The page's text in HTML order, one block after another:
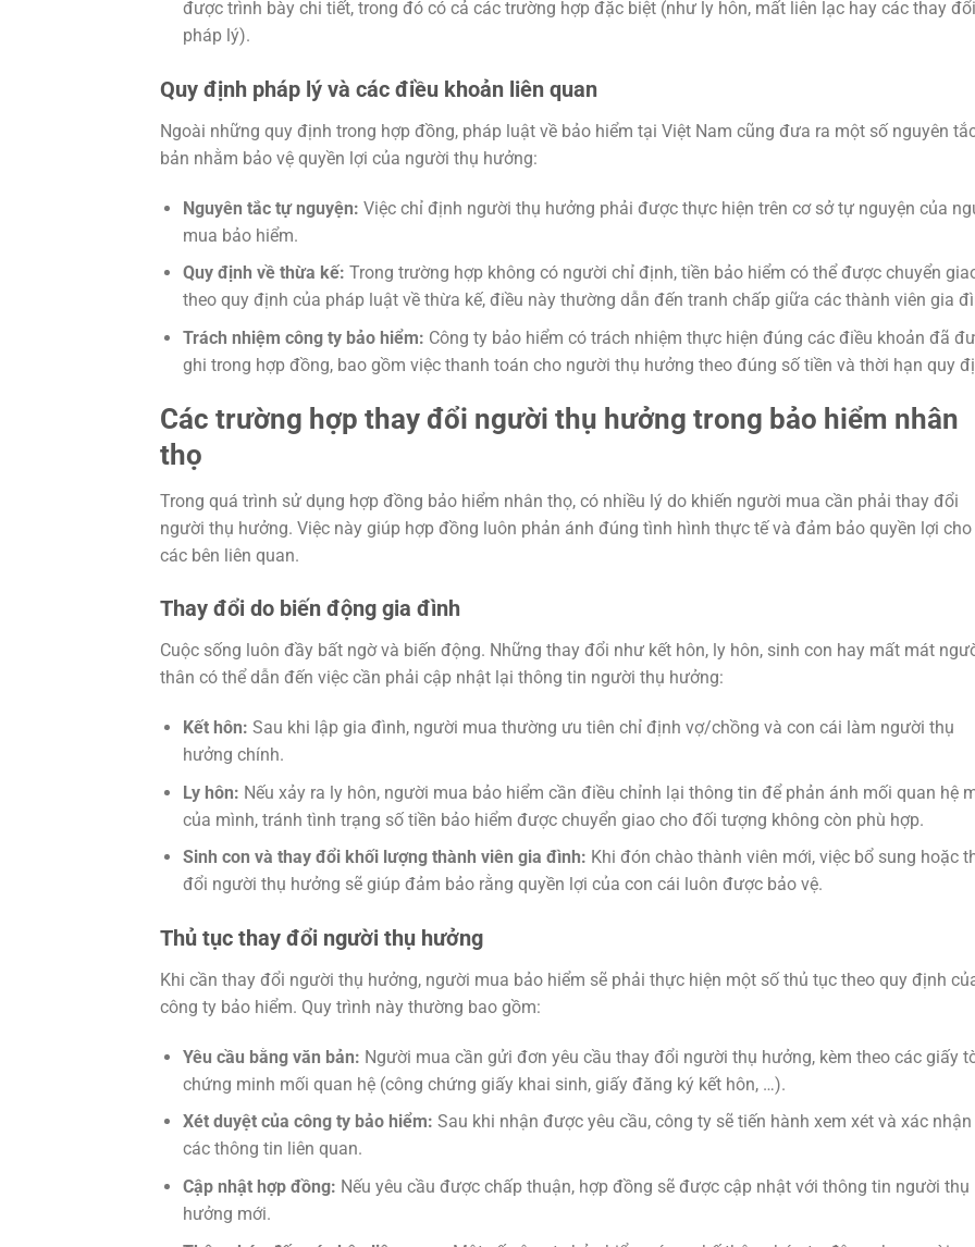
được trình bày chi tiết, trong đó có cả các trường hợp đặc biệt (như ly hôn, mất liên lạc hay các thay
pháp lý).
Quy định pháp lý và các điều khoản liên quan
Ngoài những quy định trong hợp đồng, pháp luật về bảo hiểm tại Việt Nam cũng đưa ra một số nguyên
bản nhằm bảo vệ quyền lợi của người thụ hưởng:
Nguyên tắc tự nguyện: Việc chỉ định người thụ hưởng phải được thực hiện trên cơ sở tự nguyện của
mua bảo hiểm.
Quy định về thừa kế: Trong trường hợp không có người chỉ định, tiền bảo hiểm có thể được chuyển
theo quy định của pháp luật về thừa kế, điều này thường dẫn đến tranh chấp giữa các thành viên gia
Trách nhiệm công ty bảo hiểm: Công ty bảo hiểm có trách nhiệm thực hiện đúng các điều khoản đã
ghi trong hợp đồng, bao gồm việc thanh toán cho người thụ hưởng theo đúng số tiền và thời hạn quy
Các trường hợp thay đổi người thụ hưởng trong bảo hiểm nhân
thọ
Trong quá trình sử dụng hợp đồng bảo hiểm nhân thọ, có nhiều lý do khiến người mua cần phải thay đổi
người thụ hưởng. Việc này giúp hợp đồng luôn phản ánh đúng tình hình thực tế và đảm bảo quyền lợi cho
các bên liên quan.
Thay đổi do biến động gia đình
Cuộc sống luôn đầy bất ngờ và biến động. Những thay đổi như kết hôn, ly hôn, sinh con hay mất mát
thân có thể dẫn đến việc cần phải cập nhật lại thông tin người thụ hưởng:
Kết hôn: Sau khi lập gia đình, người mua thường ưu tiên chỉ định vợ/chồng và con cái làm người thụ
hưởng chính.
Ly hôn: Nếu xảy ra ly hôn, người mua bảo hiểm cần điều chỉnh lại thông tin để phản ánh mối quan hệ
của mình, tránh tình trạng số tiền bảo hiểm được chuyển giao cho đối tượng không còn phù hợp.
Sinh con và thay đổi khối lượng thành viên gia đình: Khi đón chào thành viên mới, việc bổ sung hoặc
đổi người thụ hưởng sẽ giúp đảm bảo rằng quyền lợi của con cái luôn được bảo vệ.
Thủ tục thay đổi người thụ hưởng
Khi cần thay đổi người thụ hưởng, người mua bảo hiểm sẽ phải thực hiện một số thủ tục theo quy định
công ty bảo hiểm. Quy trình này thường bao gồm:
Yêu cầu bằng văn bản: Người mua cần gửi đơn yêu cầu thay đổi người thụ hưởng, kèm theo các giấy
chứng minh mối quan hệ (công chứng giấy khai sinh, giấy đăng ký kết hôn, …).
Xét duyệt của công ty bảo hiểm: Sau khi nhận được yêu cầu, công ty sẽ tiến hành xem xét và xác nhận
các thông tin liên quan.
Cập nhật hợp đồng: Nếu yêu cầu được chấp thuận, hợp đồng sẽ được cập nhật với thông tin người thụ
hưởng mới.